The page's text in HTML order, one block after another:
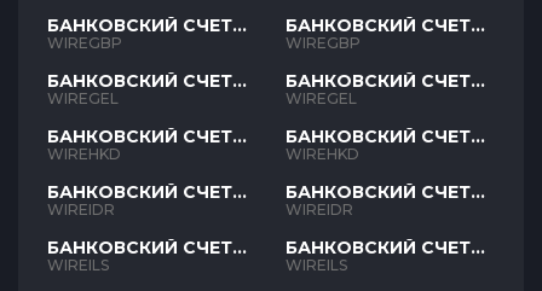
БАНКОВСКИЙ СЧЕТ
GBP
WIREGBP
БАНКОВСКИЙ СЧЕТ
GEL
WIREGEL
БАНКОВСКИЙ СЧЕТ
HKD
WIREHKD
БАНКОВСКИЙ СЧЕТ
IDR
WIREIDR
БАНКОВСКИЙ СЧЕТ
ILS
WIREILS
БАНКОВСКИЙ СЧЕТ
GBP
WIREGBP
БАНКОВСКИЙ СЧЕТ
GEL
WIREGEL
БАНКОВСКИЙ СЧЕТ
HKD
WIREHKD
БАНКОВСКИЙ СЧЕТ
IDR
WIREIDR
БАНКОВСКИЙ СЧЕТ
ILS
WIREILS